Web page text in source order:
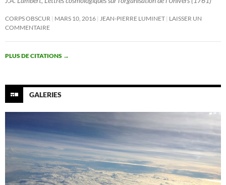
CORPS OBSCUR MARS 10, 2016 JEAN-PIERRE LUMINET LAISSER UN
COMMENTAIRE
PLUS DE CITATIONS →
GALERIES